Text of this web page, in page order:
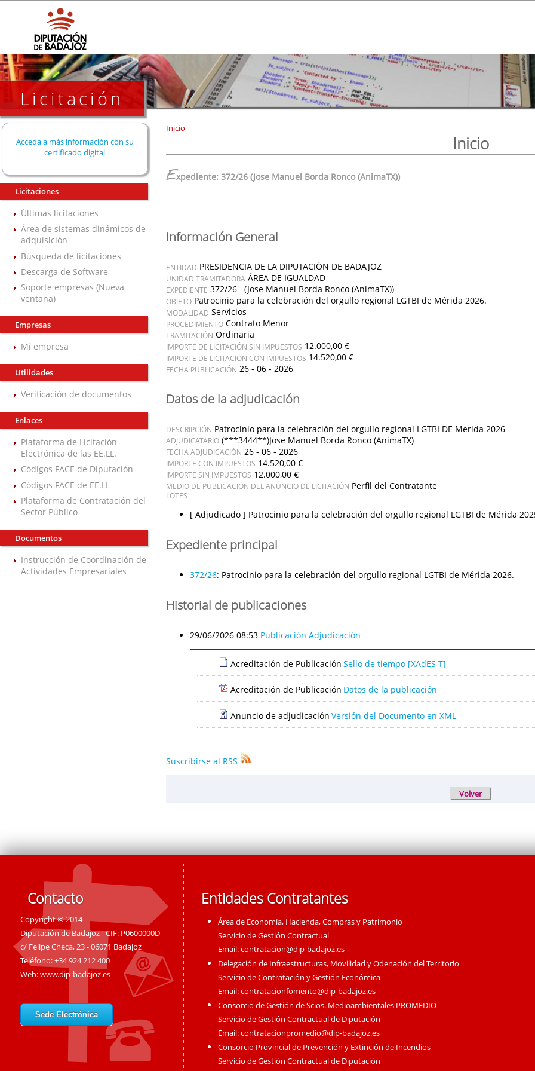
Licitación
Acceda a más información con su
certificado digital
Licitaciones
Últimas licitaciones
Área de sistemas dinámicos de
adquisición
Búsqueda de licitaciones
Descarga de Software
Soporte empresas (Nueva
ventana)
Empresas
Mi empresa
Utilidades
Verificación de documentos
Enlaces
Plataforma de Licitación
Electrónica de las EE.LL.
Códigos FACE de Diputación
Códigos FACE de EE.LL
Plataforma de Contratación del
Sector Público
Documentos
Instrucción de Coordinación de
Actividades Empresariales
Inicio
Inicio
Expediente: 372/26 (Jose Manuel Borda Ronco (AnimaTX))
Información General
ENTIDAD PRESIDENCIA DE LA DIPUTACIÓN DE BADAJOZ
UNIDAD TRAMITADORA ÁREA DE IGUALDAD
EXPEDIENTE 372/26 (Jose Manuel Borda Ronco (AnimaTX))
OBJETO Patrocinio para la celebración del orgullo regional LGTBI de Mérida 2026.
MODALIDAD Servicios
PROCEDIMIENTO Contrato Menor
TRAMITACIÓN Ordinaria
IMPORTE DE LICITACIÓN SIN IMPUESTOS 12.000,00 €
IMPORTE DE LICITACIÓN CON IMPUESTOS 14.520,00 €
FECHA PUBLICACIÓN 26 - 06 - 2026
Datos de la adjudicación
DESCRIPCIÓN Patrocinio para la celebración del orgullo regional LGTBI DE Merida 2026
ADJUDICATARIO (***3444**)Jose Manuel Borda Ronco (AnimaTX)
FECHA ADJUDICACIÓN 26 - 06 - 2026
IMPORTE CON IMPUESTOS 14.520,00 €
IMPORTE SIN IMPUESTOS 12.000,00 €
MEDIO DE PUBLICACIÓN DEL ANUNCIO DE LICITACIÓN Perfil del Contratante
LOTES
[ Adjudicado ] Patrocinio para la celebración del orgullo regional LGTBI de Mérida
Expediente principal
372/26: Patrocinio para la celebración del orgullo regional LGTBI de Mérida 2026.
Historial de publicaciones
29/06/2026 08:53 Publicación Adjudicación
Acreditación de Publicación Sello de tiempo [XAdES-T]
Acreditación de Publicación Datos de la publicación
Anuncio de adjudicación Versión del Documento en XML
Suscribirse al RSS
Contacto
Copyright © 2014
Diputación de Badajoz - CIF: P0600000D
c/ Felipe Checa, 23 - 06071 Badajoz
Teléfono: +34 924 212 400
Web:www.dip-badajoz.es
Sede Electrónica
Entidades Contratantes
Área de Economía, Hacienda, Compras y Patrimonio
Servicio de Gestión Contractual
Email:contratacion@dip-badajoz.es
Delegación de Infraestructuras, Movilidad y Odenación del Territorio
Servicio de Contratación y Gestión Económica
Email:contratacionfomento@dip-badajoz.es
Consorcio de Gestión de Scios. Medioambientales PROMEDIO
Servicio de Gestión Contractual de Diputación
Email:contratacionpromedio@dip-badajoz.es
Consorcio Provincial de Prevención y Extinción de Incendios
Servicio de Gestión Contractual de Diputación